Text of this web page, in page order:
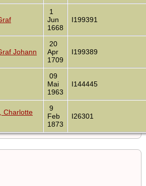
1
Jun
1668
I199391
Johann
20
Apr
1709
I199389
09
Mai
1963
I144445
Charlotte
9
Feb
1873
I26301